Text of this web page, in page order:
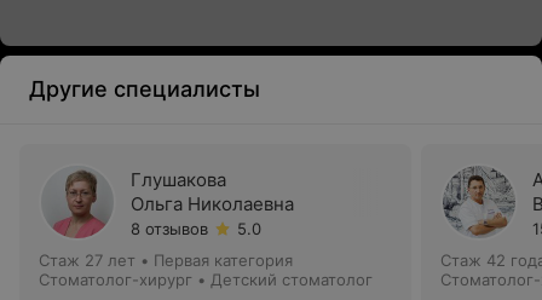
Другие специалисты
Глушакова
Ольга Николаевна
8 отзывов
5.0
Стаж 27 лет • Первая категория
Стоматолог-хирург • Детский стоматолог
Стаж 42